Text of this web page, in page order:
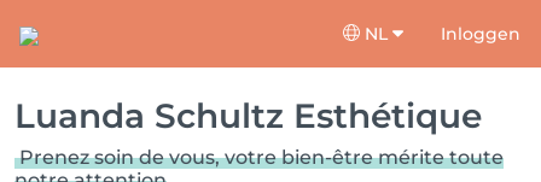
NL Inloggen
Luanda Schultz Esthétique
Prenez soin de vous, votre bien-être mérite toute